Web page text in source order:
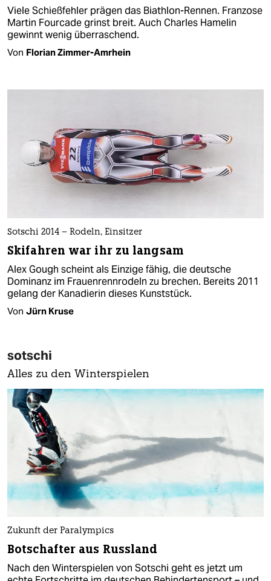
Viele Schießfehler prägen das Biathlon-Rennen. Franzose
Martin Fourcade grinst breit. Auch Charles Hamelin
gewinnt wenig überraschend.
Von Florian Zimmer-Amrhein
Sotschi 2014 – Rodeln, Einsitzer
Skifahren war ihr zu langsam
Alex Gough scheint als Einzige fähig, die deutsche
Dominanz im Frauenrennrodeln zu brechen. Bereits 2011
gelang der Kanadierin dieses Kunststück.
Von Jürn Kruse
sotschi
Alles zu den Winterspielen
Zukunft der Paralympics
Botschafter aus Russland
Nach den Winterspielen von Sotschi geht es jetzt um